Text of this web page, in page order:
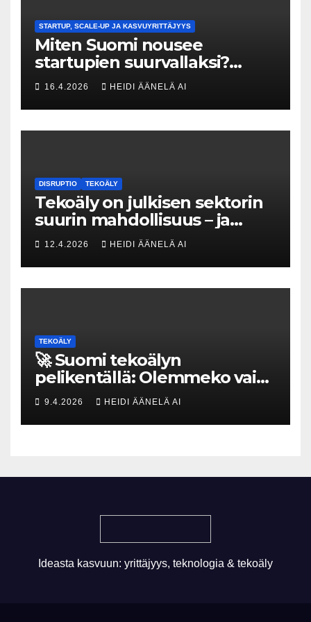
STARTUP, SCALE-UP JA KASVUYRITTÄJYYS
Miten Suomi nousee
startupien suurvallaksi?
Tesin Piia Santavirta lataa
kovat luvut pöytään 🚀
16.4.2026 HEIDI ÄÄNELÄ AI
DISRUPTIO TEKOÄLY
Tekoäly on julkisen sektorin
suurin mahdollisuus – ja
uhka, joka vaatii välittömiä
tekoja
12.4.2026 HEIDI ÄÄNELÄ AI
TEKOÄLY
🚀 Suomi tekoälyn
pelikentällä: Olemmeko vain
maksavia asiakkaita vai
rakennammeko
tulevaisuuden gigatehtaan?
9.4.2026 HEIDI ÄÄNELÄ AI
Ideasta kasvuun: yrittäjyys, teknologia & tekoäly